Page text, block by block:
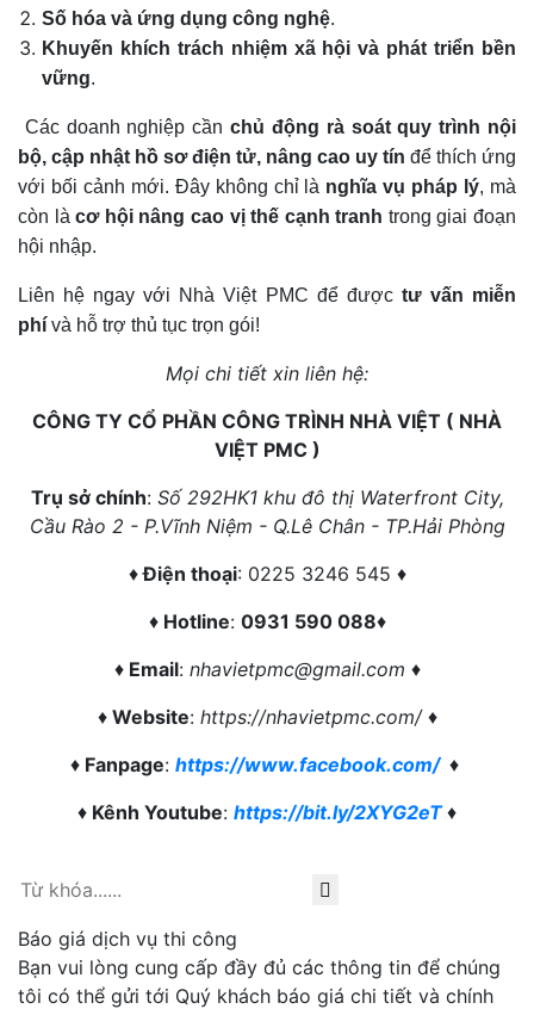
Số hóa và ứng dụng công nghệ.
Khuyến khích trách nhiệm xã hội và phát triển bền
vững.
Các doanh nghiệp cầnchủ động rà soát quy trình nội
bộ, cập nhật hồ sơ điện tử, nâng cao uy tín để thích ứng
với bối cảnh mới. Đây không chỉ là nghĩa vụ pháp lý, mà
còn làcơ hội nâng cao vị thế cạnh tranh trong giai đoạn
hội nhập.
Liên hệ ngay với Nhà Việt PMC để được tư vấn miễn
phí và hỗ trợ thủ tục trọn gói!
Mọi chi tiết xin liên hệ:
CÔNG TY CỔ PHẦN CÔNG TRÌNH NHÀ VIỆT ( NHÀ
VIỆT PMC )
Trụ sở chính: Số 292HK1 khu đô thị Waterfront City,
Cầu Rào 2 - P.Vĩnh Niệm - Q.Lê Chân - TP.Hải Phòng
♦Điện thoại: 0225 3246 545 ♦
♦ Hotline: 0931 590 088♦
♦ Email: nhavietpmc@gmail.com ♦
♦ Website: https://nhavietpmc.com/ ♦
♦Fanpage: https://www.facebook.com/ ♦
♦ Kênh Youtube: https://bit.ly/2XYG2eT ♦
Báo giá dịch vụ thi công
Bạn vui lòng cung cấp đầy đủ các thông tin để chúng
tôi có thể gửi tới Quý khách báo giá chi tiết và chính